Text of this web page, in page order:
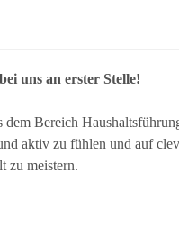
uns an erster Stelle!
dem Bereich
aktiv zu fühlen und auf
zu meistern.